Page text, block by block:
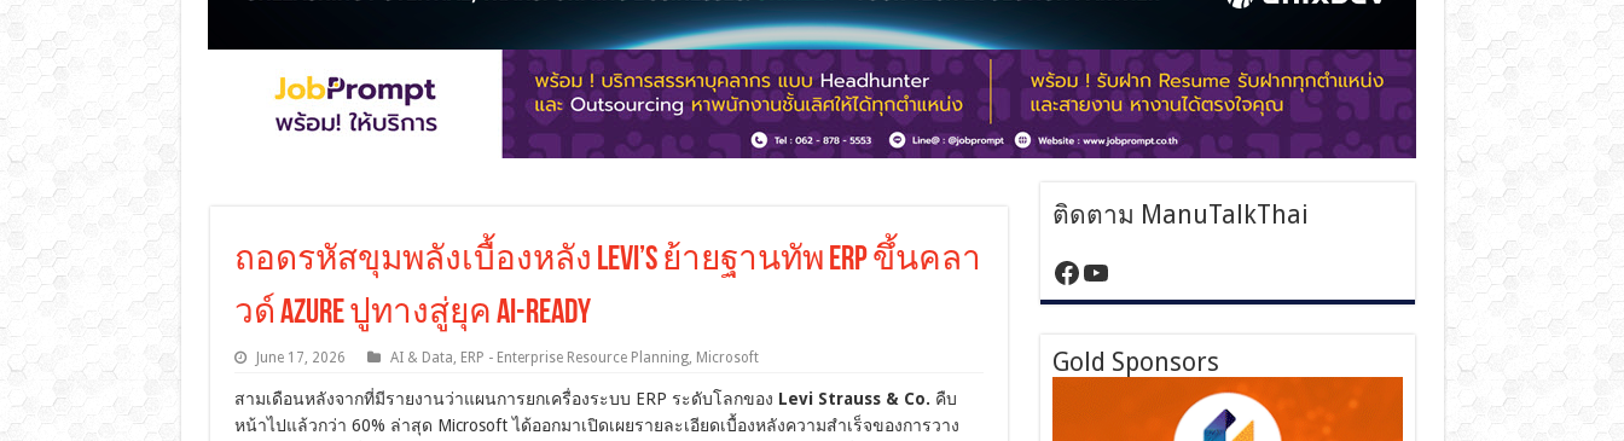
ถอดรหัสขุมพลังเบื้องหลัง Levi’s ย้ายฐานทัพ ERP ขึ้นคลา
วด์ Azure ปูทางสู่ยุค AI-Ready
June 17, 2026 AI & Data, ERP - Enterprise Resource Planning, Microsoft
สามเดือนหลังจากที่มีรายงานว่าแผนการยกเครื่องระบบ ERP ระดับโลกของ Levi Strauss & Co. คืบ
หน้าไปแล้วกว่า 60% ล่าสุด Microsoft ได้ออกมาเปิดเผยรายละเอียดเบื้องหลังความสำเร็จของการวาง
ติดตาม ManuTalkThai
https://www.facebook.com/manutalkthai/
YouTube
Gold Sponsors